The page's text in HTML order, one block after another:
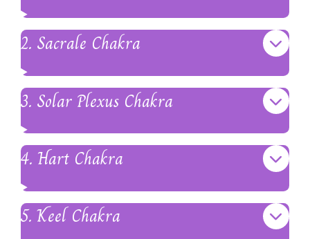
2. Sacrale Chakra
3. Solar Plexus Chakra
4. Hart Chakra
5. Keel Chakra